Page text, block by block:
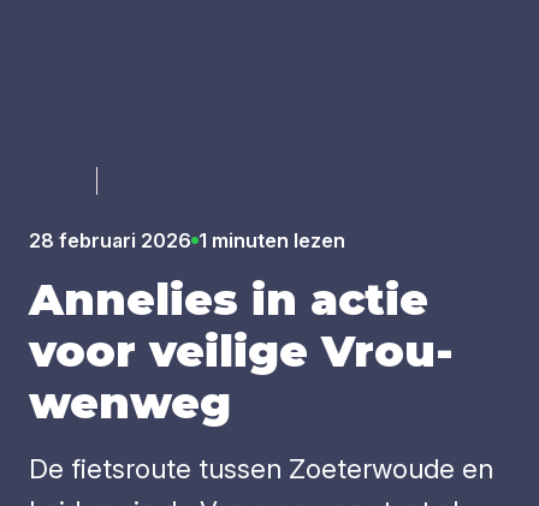
28 februari 2026 1 minuten lezen
Anne­lies in actie
voor vei­li­ge Vrou­
wen­weg
De fietsroute tussen Zoeterwoude en